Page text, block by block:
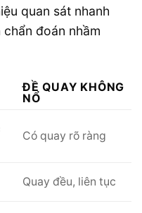
quan sát nhanh
đoán nhầm
ĐỀ QUAY KHÔNG
NỔ
Có quay rõ ràng
Quay đều, liên tục